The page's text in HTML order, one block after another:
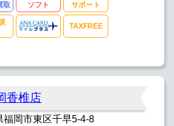
取
ソフト
サポート
TAXFREE
香椎店
福岡市東区千早5-4-8